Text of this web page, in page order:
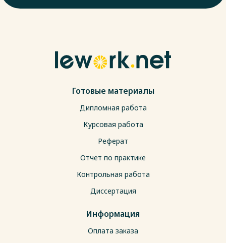
Готовые материалы
Дипломная работа
Курсовая работа
Реферат
Отчет по практике
Контрольная работа
Диссертация
Информация
Оплата заказа